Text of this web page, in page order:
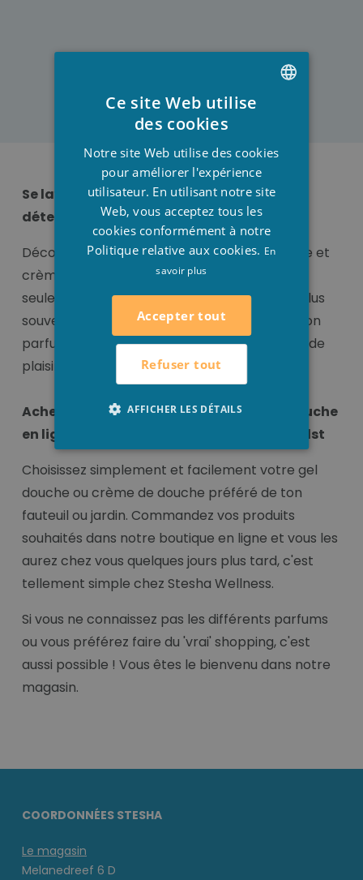
Se laver avec le parfum préféré pour une
détente optimal
Découvrez notre large gamme de gel douche et
crème de douche, le gel douche est non
seulement pratique mais aussi agréable. Le plus
souvent nous choisissons le gel douche par son
parfum ! Car la douche doit être un moment de
plaisir.
Acheter votre gel douche ou crème de douche
en ligne ou dans notre magasin à Houthulst
Choisissez simplement et facilement votre gel
douche ou crème de douche préféré de ton
fauteuil ou jardin. Commandez vos produits
souhaités dans notre boutique en ligne et vous les
aurez chez vous quelques jours plus tard, c'est
tellement simple chez Stesha Wellness.
Si vous ne connaissez pas les différents parfums
ou vous préférez faire du 'vrai' shopping, c'est
aussi possible ! Vous êtes le bienvenu dans notre
magasin.
COORDONNÉES STESHA
Le magasin
Melanedreef 6 D
ENGLISH
Ce site Web utilise
des cookies
Notre site Web utilise des cookies
pour améliorer l'expérience
utilisateur. En utilisant notre site
Web, vous acceptez tous les
cookies conformément à notre
Politique relative aux cookies. En
savoir plus
Accepter tout
Refuser tout
AFFICHER LES DÉTAILS